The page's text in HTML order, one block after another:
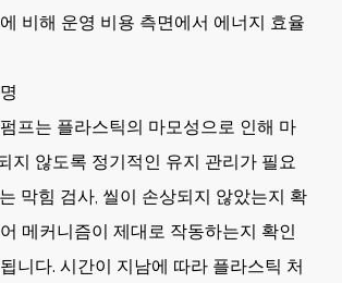
비해 운영 비용 측면에서 에너지 효율
프는 플라스틱의 마모성으로 인해 마
지 않도록 정기적인 유지 관리가 필요
막힘 검사, 씰이 손상되지 않았는지 확
메커니즘이 제대로 작동하는지 확인
니다. 시간이 지남에 따라 플라스틱 처